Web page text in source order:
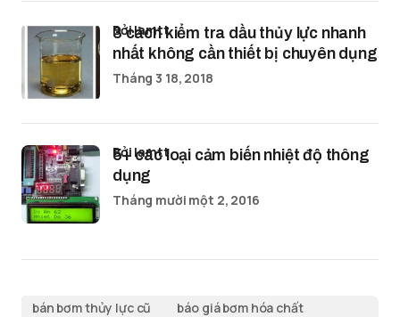
3 cách kiểm tra dầu thủy lực nhanh
nhất không cần thiết bị chuyên dụng
bởi lamtt
Tháng 3 18, 2018
5+ các loại cảm biến nhiệt độ thông
dụng
bởi lamtt
Tháng mười một 2, 2016
bán bơm thủy lực cũ
báo giá bơm hóa chất